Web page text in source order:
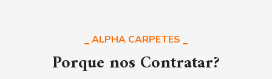
ALPHA CARPETES
Porque nos Contratar?